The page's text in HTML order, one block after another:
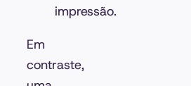
impressão.
Em
contraste,